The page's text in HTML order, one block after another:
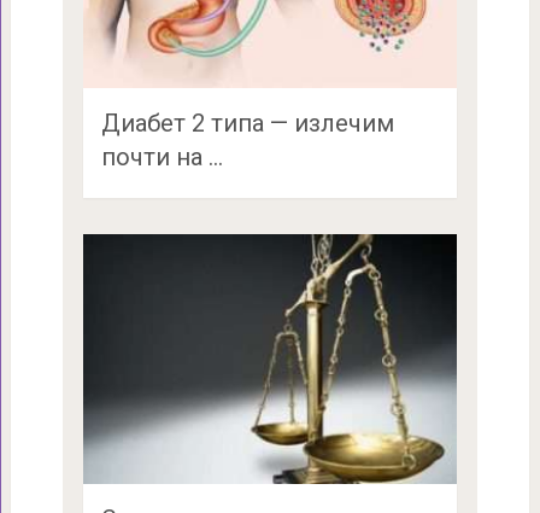
Диабет 2 типа — излечим
почти на …